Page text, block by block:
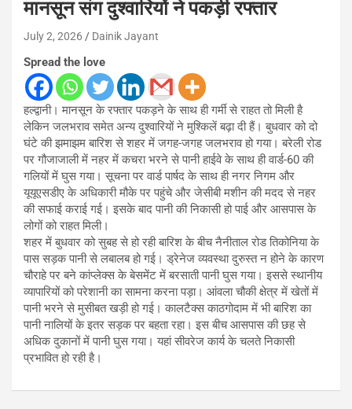
मानसून संग दुश्वारियों ने पकड़ी रफ्तार
July 2, 2026 Dainik Jayant
Spread the love
हल्द्वानी। मानसून के रफ्तार पकड़ने के साथ ही गर्मी से राहत तो मिली है
लेकिन जलभराव समेत अन्य दुश्वारियों ने मुश्किलें बढ़ा दी हैं। बुधवार को दो
घंटे की झमाझम बारिश से शहर में जगह-जगह जलभराव हो गया। बरेली रोड
पर गौजाजाली में नहर में कचरा भरने से पानी हाईवे के साथ ही वार्ड-60 की
गलियों में घुस गया। सूचना पर वार्ड पार्षद के साथ ही नगर निगम और
यूयूएसडीए के अधिकारी मौके पर पहुंचे और जेसीबी मशीन की मदद से नहर
की सफाई कराई गई। इसके बाद पानी की निकासी हो पाई और आसपास के
लोगों को राहत मिली।
शहर में बुधवार को सुबह से हो रही बारिश के बीच नैनीताल रोड तिकोनिया के
पास सड़क पानी से लबालब हो गई। ड्रेनेज व्यवस्था दुरुस्त न होने के कारण
चौराहे पर बने कांप्लेक्स के बेसमेंट में बरसाती पानी घुस गया। इससे स्थानीय
व्यापारियों को परेशानी का सामना करना पड़ा। आंवला चौकी क्षेत्र में खेतों में
पानी भरने से मुसीबत खड़ी हो गई। कालटैक्स काठगोदाम में भी बारिश का
पानी नालियों के इतर सड़क पर बहता रहा। इस बीच आसपास की छह से
अधिक दुकानों में पानी घुस गया। यहां सीवरेज कार्य के चलते निकासी
प्रभावित हो रही है।